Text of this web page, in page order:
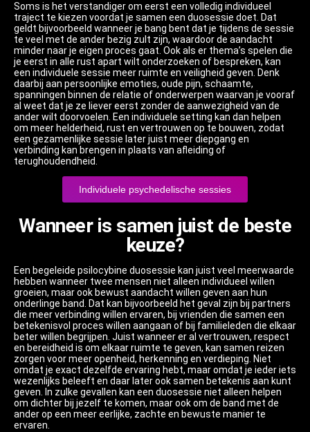
Soms is het verstandiger om eerst een volledig individueel
traject te kiezen voordat je samen een duosessie doet. Dat
geldt bijvoorbeeld wanneer je bang bent dat je tijdens de sessie
te veel met de ander bezig zult zijn, waardoor de aandacht
minder naar je eigen proces gaat. Ook als er thema’s spelen die
je eerst in alle rust apart wilt onderzoeken of bespreken, kan
een individuele sessie meer ruimte en veiligheid geven. Denk
daarbij aan persoonlijke emoties, oude pijn, schaamte,
spanningen binnen de relatie of onderwerpen waarvan je vooraf
al weet dat je ze liever eerst zonder de aanwezigheid van de
ander wilt doorvoelen. Een individuele setting kan dan helpen
om meer helderheid, rust en vertrouwen op te bouwen, zodat
een gezamenlijke sessie later juist meer diepgang en
verbinding kan brengen in plaats van afleiding of
terughoudendheid.
Individuele psychedelische sessies
Wanneer is samen juist de beste
keuze?
Een begeleide psilocybine duosessie kan juist veel meerwaarde
hebben wanneer twee mensen niet alleen individueel willen
groeien, maar ook bewust aandacht willen geven aan hun
onderlinge band. Dat kan bijvoorbeeld het geval zijn bij partners
die meer verbinding willen ervaren, bij vrienden die samen een
betekenisvol proces willen aangaan of bij familieleden die elkaar
beter willen begrijpen. Juist wanneer er al vertrouwen, respect
en bereidheid is om elkaar ruimte te geven, kan samen reizen
zorgen voor meer openheid, herkenning en verdieping. Niet
omdat je exact dezelfde ervaring hebt, maar omdat je ieder iets
wezenlijks beleeft en daar later ook samen betekenis aan kunt
geven. In zulke gevallen kan een duosessie niet alleen helpen
om dichter bij jezelf te komen, maar ook om de band met de
ander op een meer eerlijke, zachte en bewuste manier te
ervaren.